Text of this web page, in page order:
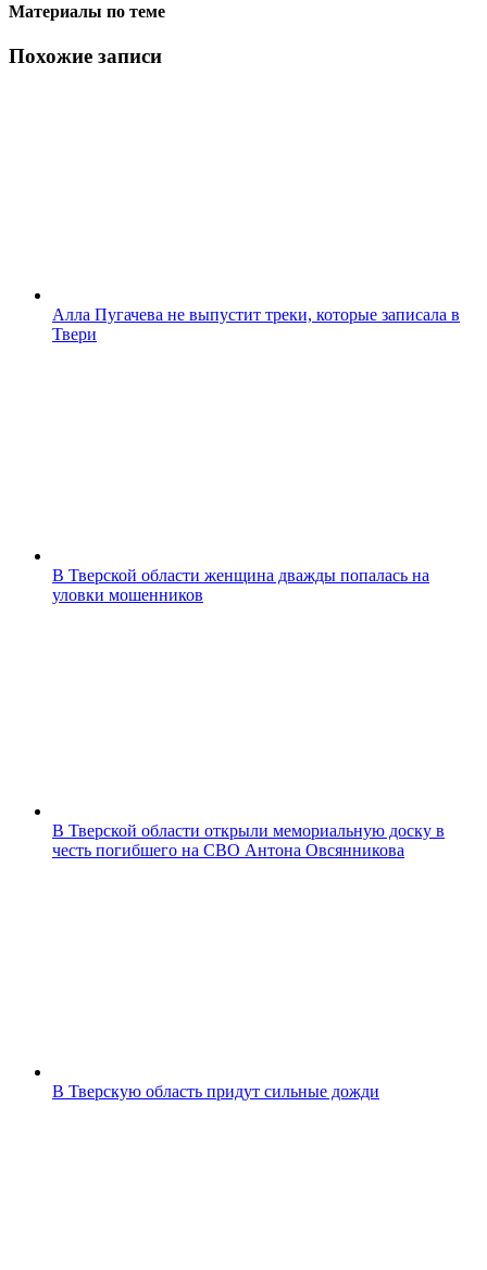
Материалы по теме
Похожие записи
Алла Пугачева не выпустит треки, которые записала в
Твери
В Тверской области женщина дважды попалась на
уловки мошенников
В Тверской области открыли мемориальную доску в
честь погибшего на СВО Антона Овсянникова
В Тверскую область придут сильные дожди